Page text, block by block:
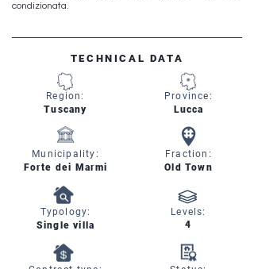
condizionata.
TECHNICAL DATA
Region:
Tuscany
Lucca
Province:
Municipality:
Forte dei Marmi
Fraction:
Old Town
Typology:
Single villa
Levels:
4